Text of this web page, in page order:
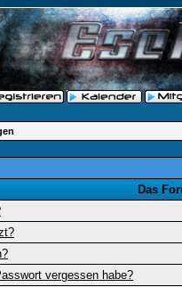
Das
vergessen habe?